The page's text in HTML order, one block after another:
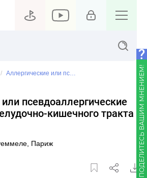
Аллергические или псевдоаллергические заболевания желудочно-кишечного тракта
псевдоаллергические
кишечного тракта
Париж ПОДЕЛИТЕСЬ ВАШИМ МНЕНИЕМ!